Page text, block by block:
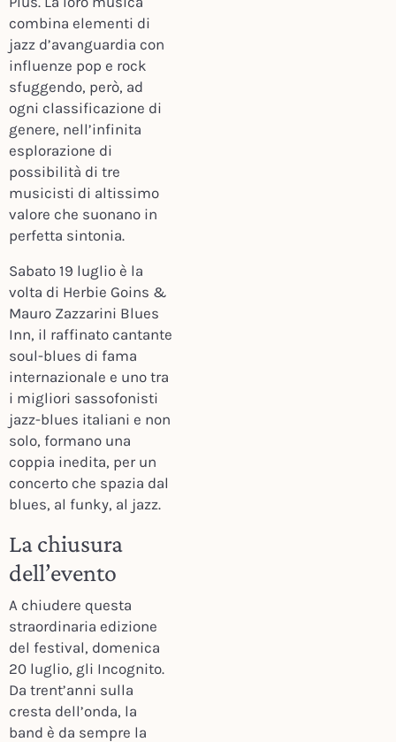
combina elementi di
jazz d’avanguardia con
influenze pop e rock
sfuggendo, però, ad
ogni classificazione di
genere, nell’infinita
esplorazione di
possibilità di tre
musicisti di altissimo
valore che suonano in
perfetta sintonia.
Sabato 19 luglio è la
volta di Herbie Goins &
Mauro Zazzarini Blues
Inn, il raffinato cantante
soul-blues di fama
internazionale e uno tra
i migliori sassofonisti
jazz-blues italiani e non
solo, formano una
coppia inedita, per un
concerto che spazia dal
blues, al funky, al jazz.
La chiusura
dell’evento
A chiudere questa
straordinaria edizione
del festival, domenica
20 luglio, gli Incognito.
Da trent’anni sulla
cresta dell’onda, la
band è da sempre la